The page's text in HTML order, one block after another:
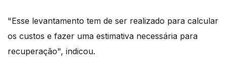
"Esse levantamento tem de ser realizado para calcular
os custos e fazer uma estimativa necessária para
recuperação", indicou.